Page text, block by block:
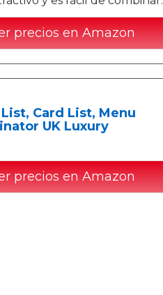
precios en Amazon
Card List, Menu
UK Luxury
precios en Amazon